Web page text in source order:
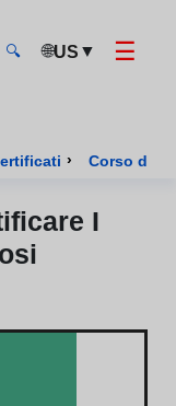
🔍 🌐US ▼ ☰
› Corso di
I